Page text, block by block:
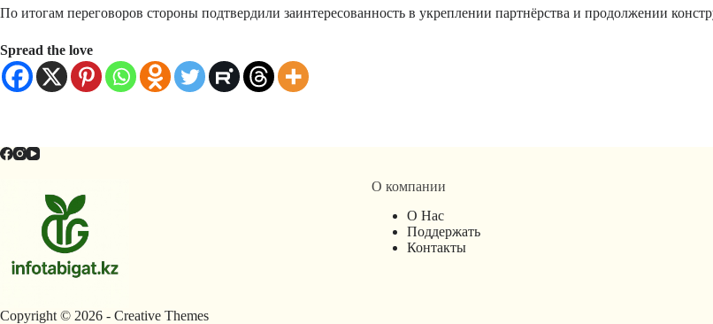
По итогам переговоров стороны подтвердили заинтересованность в укреплении партнёрства и продолжении
Spread the love
О компании
О Нас
Поддержать
Контакты
Copyright © 2026 - Creative Themes